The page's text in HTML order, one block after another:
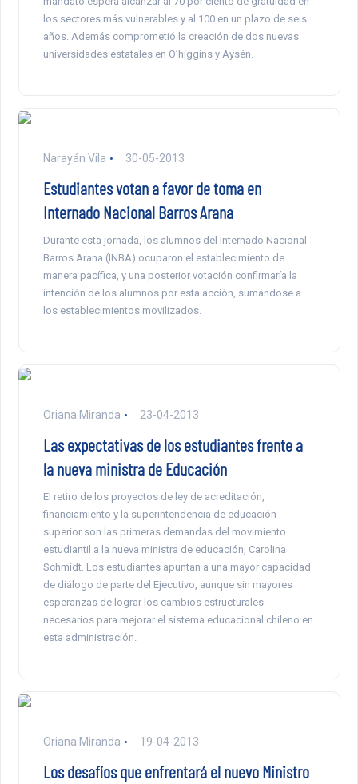
los sectores más vulnerables y al 100 en un plazo de seis
años. Además comprometió la creación de dos nuevas
universidades estatales en O’higgins y Aysén.
Narayán Vila 30-05-2013
Estudiantes votan a favor de toma en
Internado Nacional Barros Arana
Durante esta jornada, los alumnos del Internado Nacional
Barros Arana (INBA) ocuparon el establecimiento de
manera pacífica, y una posterior votación confirmaría la
intención de los alumnos por esta acción, sumándose a
los establecimientos movilizados.
Oriana Miranda 23-04-2013
Las expectativas de los estudiantes frente a
la nueva ministra de Educación
El retiro de los proyectos de ley de acreditación,
financiamiento y la superintendencia de educación
superior son las primeras demandas del movimiento
estudiantil a la nueva ministra de educación, Carolina
Schmidt. Los estudiantes apuntan a una mayor capacidad
de diálogo de parte del Ejecutivo, aunque sin mayores
esperanzas de lograr los cambios estructurales
necesarios para mejorar el sistema educacional chileno en
esta administración.
Oriana Miranda 19-04-2013
Los desafíos que enfrentará el nuevo Ministro